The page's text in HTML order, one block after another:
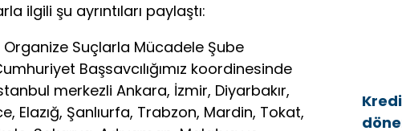
ilgili şu ayrıntıları paylaştı:
Suçlarla Mücadele Şube
Başsavcılığımız koordinesinde
merkezli Ankara, İzmir, Diyarbakır,
Elazığ, Şanlıurfa, Trabzon, Mardin, Tokat,